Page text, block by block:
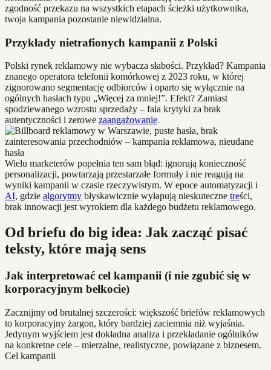
zgodność przekazu na wszystkich etapach ścieżki użytkownika,
twoja kampania pozostanie niewidzialna.
Przykłady nietrafionych kampanii z Polski
Polski rynek reklamowy nie wybacza słabości. Przykład? Kampania
znanego operatora telefonii komórkowej z 2023 roku, w której
zignorowano segmentację odbiorców i oparto się wyłącznie na
ogólnych hasłach typu „Więcej za mniej!”. Efekt? Zamiast
spodziewanego wzrostu sprzedaży – fala krytyki za brak
autentyczności i zerowe zaangażowanie.
Wielu marketerów popełnia ten sam błąd: ignorują konieczność
personalizacji, powtarzają przestarzałe formuły i nie reagują na
wyniki kampanii w czasie rzeczywistym. W epoce automatyzacji i
AI, gdzie algorytmy błyskawicznie wyłapują nieskuteczne treści,
brak innowacji jest wyrokiem dla każdego budżetu reklamowego.
Od briefu do big idea: Jak zacząć pisać
teksty, które mają sens
Jak interpretować cel kampanii (i nie zgubić się w
korporacyjnym bełkocie)
Zacznijmy od brutalnej szczerości: większość briefów reklamowych
to korporacyjny żargon, który bardziej zaciemnia niż wyjaśnia.
Jedynym wyjściem jest dokładna analiza i przekładanie ogólników
na konkretne cele – mierzalne, realistyczne, powiązane z biznesem.
Cel kampanii